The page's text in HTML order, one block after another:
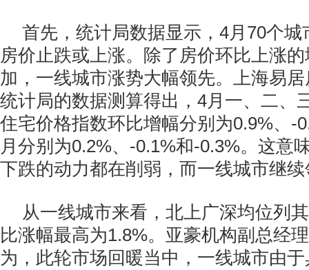
首先，统计局数据显示，4月70个
房价止跌或上涨。除了房价环比上涨
加，一线城市涨势大幅领先。上海易
统计局的数据测算得出，4月一、二、
住宅价格指数环比增幅分别为0.9%、-
月分别为0.2%、-0.1%和-0.3%。这意
下跌的动力都在削弱，而一线城市继
从一线城市来看，北上广深均位列
比涨幅最高为1.8%。亚豪机构副总经
为，此轮市场回暖当中，一线城市由